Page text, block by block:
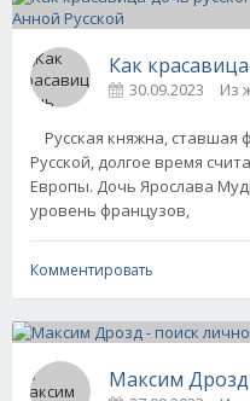
Как
30.09.2023 Из
Русская княжна, ставшая
Русской, долгое время
Европы. Дочь Ярослава
уровень французов,
Комментировать
Максим Дрозд